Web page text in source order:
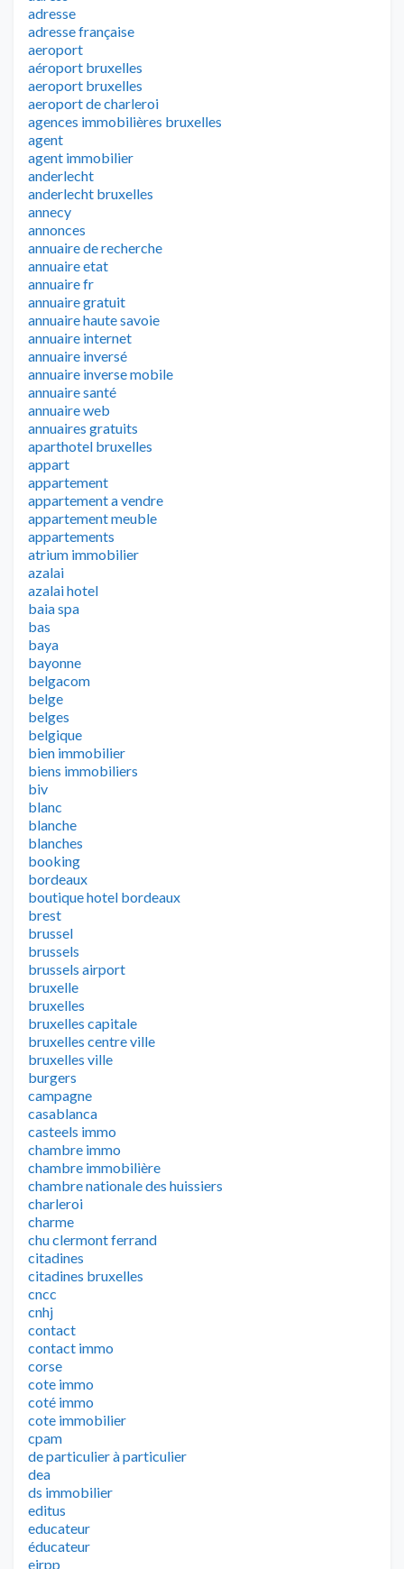
adresse
adresse française
aeroport
aéroport bruxelles
aeroport bruxelles
aeroport de charleroi
agences immobilières bruxelles
agent
agent immobilier
anderlecht
anderlecht bruxelles
annecy
annonces
annuaire de recherche
annuaire etat
annuaire fr
annuaire gratuit
annuaire haute savoie
annuaire internet
annuaire inversé
annuaire inverse mobile
annuaire santé
annuaire web
annuaires gratuits
aparthotel bruxelles
appart
appartement
appartement a vendre
appartement meuble
appartements
atrium immobilier
azalai
azalai hotel
baia spa
bas
baya
bayonne
belgacom
belge
belges
belgique
bien immobilier
biens immobiliers
biv
blanc
blanche
blanches
booking
bordeaux
boutique hotel bordeaux
brest
brussel
brussels
brussels airport
bruxelle
bruxelles
bruxelles capitale
bruxelles centre ville
bruxelles ville
burgers
campagne
casablanca
casteels immo
chambre immo
chambre immobilière
chambre nationale des huissiers
charleroi
charme
chu clermont ferrand
citadines
citadines bruxelles
cncc
cnhj
contact
contact immo
corse
cote immo
coté immo
cote immobilier
cpam
de particulier à particulier
dea
ds immobilier
editus
educateur
éducateur
eirpp